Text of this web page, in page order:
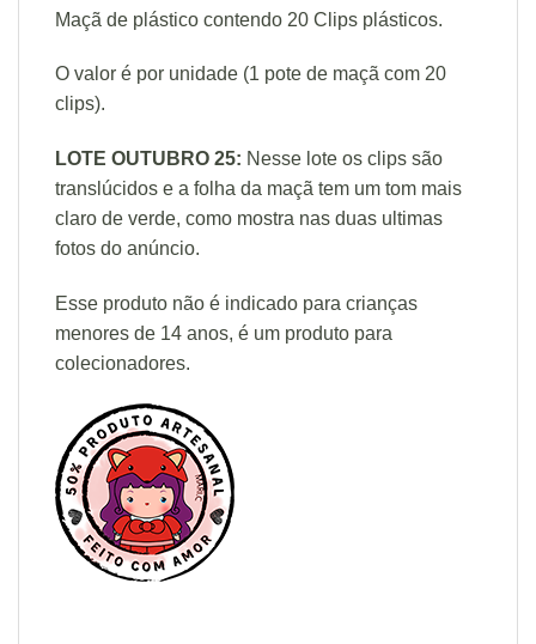
Maçã de plástico contendo 20 Clips plásticos.
O valor é por unidade (1 pote de maçã com 20
clips).
LOTE OUTUBRO 25: Nesse lote os clips são
translúcidos e a folha da maçã tem um tom mais
claro de verde, como mostra nas duas ultimas
fotos do anúncio.
Esse produto não é indicado para crianças
menores de 14 anos, é um produto para
colecionadores.